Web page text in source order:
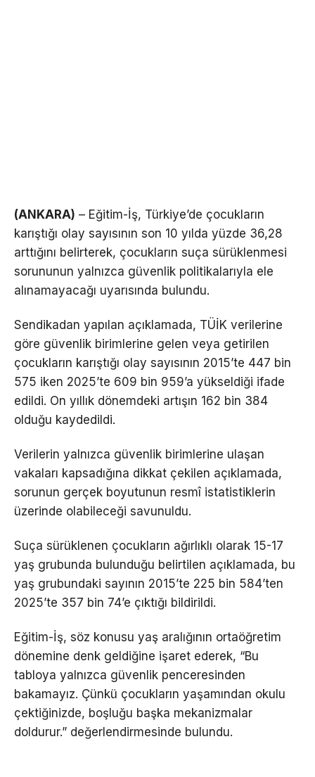
(ANKARA) – Eğitim-İş, Türkiye’de çocukların
karıştığı olay sayısının son 10 yılda yüzde 36,28
arttığını belirterek, çocukların suça sürüklenmesi
sorununun yalnızca güvenlik politikalarıyla ele
alınamayacağı uyarısında bulundu.
Sendikadan yapılan açıklamada, TÜİK verilerine
göre güvenlik birimlerine gelen veya getirilen
çocukların karıştığı olay sayısının 2015’te 447 bin
575 iken 2025’te 609 bin 959’a yükseldiği ifade
edildi. On yıllık dönemdeki artışın 162 bin 384
olduğu kaydedildi.
Verilerin yalnızca güvenlik birimlerine ulaşan
vakaları kapsadığına dikkat çekilen açıklamada,
sorunun gerçek boyutunun resmî istatistiklerin
üzerinde olabileceği savunuldu.
Suça sürüklenen çocukların ağırlıklı olarak 15-17
yaş grubunda bulunduğu belirtilen açıklamada, bu
yaş grubundaki sayının 2015’te 225 bin 584’ten
2025’te 357 bin 74’e çıktığı bildirildi.
Eğitim-İş, söz konusu yaş aralığının ortaöğretim
dönemine denk geldiğine işaret ederek, “Bu
tabloya yalnızca güvenlik penceresinden
bakamayız. Çünkü çocukların yaşamından okulu
çektiğinizde, boşluğu başka mekanizmalar
doldurur.” değerlendirmesinde bulundu.